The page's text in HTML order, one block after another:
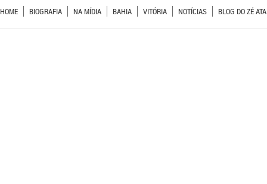
HOME BIOGRAFIA NA MÍDIA BAHIA VITÓRIA NOTÍCIAS BLOG DO ZÉ